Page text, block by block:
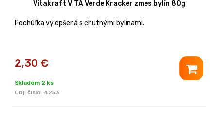
Vitakraft VITA Verde Kracker zmes bylín 80g
Pochúťka vylepšená s chutnými bylinami.
2,30 €
Skladom 2 ks
Obj. čislo: 4253